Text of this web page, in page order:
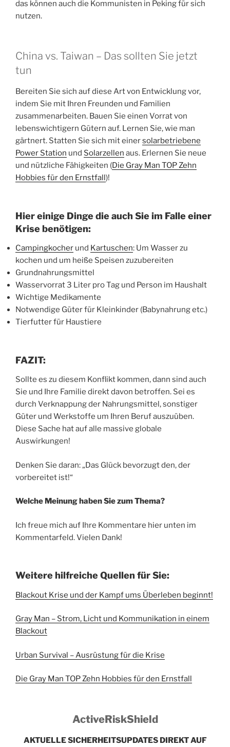
das können auch die Kommunisten in Peking für sich
nutzen.
China vs. Taiwan – Das sollten Sie jetzt
tun
Bereiten Sie sich auf diese Art von Entwicklung vor,
indem Sie mit Ihren Freunden und Familien
zusammenarbeiten. Bauen Sie einen Vorrat von
lebenswichtigern Gütern auf. Lernen Sie, wie man
gärtnert. Statten Sie sich mit einersolarbetriebene
Power Station und Solarzellen aus. Erlernen Sie neue
und nützliche Fähigkeiten (Die Gray Man TOP Zehn
Hobbies für den Ernstfall)!
Hier einige Dinge die auch Sie im Falle einer
Krise benötigen:
Campingkocher und Kartuschen: Um Wasser zu
kochen und um heiße Speisen zuzubereiten
Grundnahrungsmittel
Wasservorrat 3 Liter pro Tag und Person im Haushalt
Wichtige Medikamente
Notwendige Güter für Kleinkinder (Babynahrung etc.)
Tierfutter für Haustiere
FAZIT:
Sollte es zu diesem Konflikt kommen, dann sind auch
Sie und Ihre Familie direkt davon betroffen. Sei es
durch Verknappung der Nahrungsmittel, sonstiger
Güter und Werkstoffe um Ihren Beruf auszuüben.
Diese Sache hat auf alle massive globale
Auswirkungen!
Denken Sie daran: „Das Glück bevorzugt den, der
vorbereitet ist!“
Welche Meinung haben Sie zum Thema?
Ich freue mich auf Ihre Kommentare hier unten im
Kommentarfeld. Vielen Dank!
Weitere hilfreiche Quellen für Sie:
Blackout Krise und der Kampf ums Überleben beginnt!
Gray Man – Strom, Licht und Kommunikation in einem
Blackout
Urban Survival – Ausrüstung für die Krise
Die Gray Man TOP Zehn Hobbies für den Ernstfall
ActiveRiskShield
AKTUELLE SICHERHEITSUPDATES DIREKT AUF